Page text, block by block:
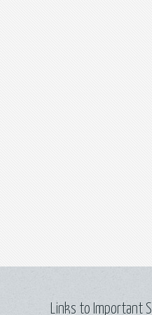
Links to Important